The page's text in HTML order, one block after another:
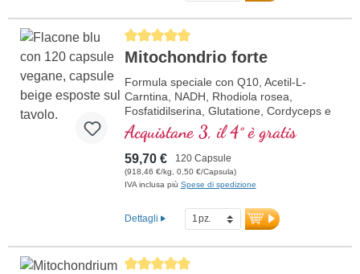
Average rating of 5 out of 5 stars
Mitochondrio forte
Formula speciale con Q10, Acetil-L-
Carntina, NADH, Rhodiola rosea,
Fosfatidilserina, Glutatione, Cordyceps e
rame, che contribuisce al normale
metabolismo di energia (sotto forma di
ATP nella catena respiratoria cellulare).
Acquistane 3, il 4° è gratis
59,70 € 120 Capsule
(918,46 €/kg, 0,50 €/Capsula)
IVA inclusa più Spese di spedizione
Dettagli
Average rating of 5 out of 5 stars